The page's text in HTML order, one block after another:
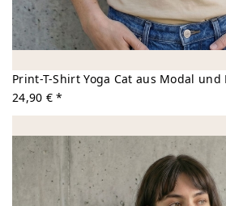
Print-T-Shirt Yoga Cat aus Modal und
24,90 € *